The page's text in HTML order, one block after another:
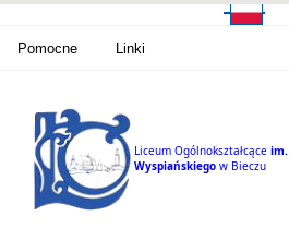
Pomocne Linki
Liceum Ogólnokształcące im.
Wyspiańskiego w Bieczu